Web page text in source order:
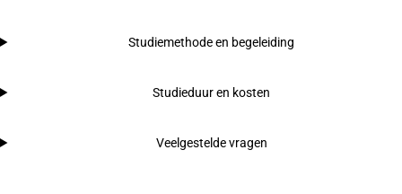
Studiemethode en begeleiding
Studieduur en kosten
Veelgestelde vragen